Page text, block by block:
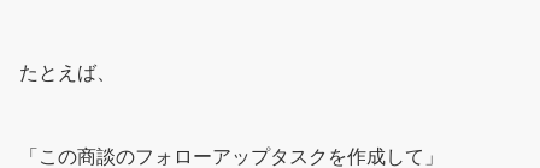
たとえば、
「この商談のフォローアップタスクを作成して」